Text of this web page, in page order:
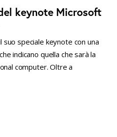
keynote Microsoft
speciale keynote con una
indicano quella che sarà la
computer. Oltre a